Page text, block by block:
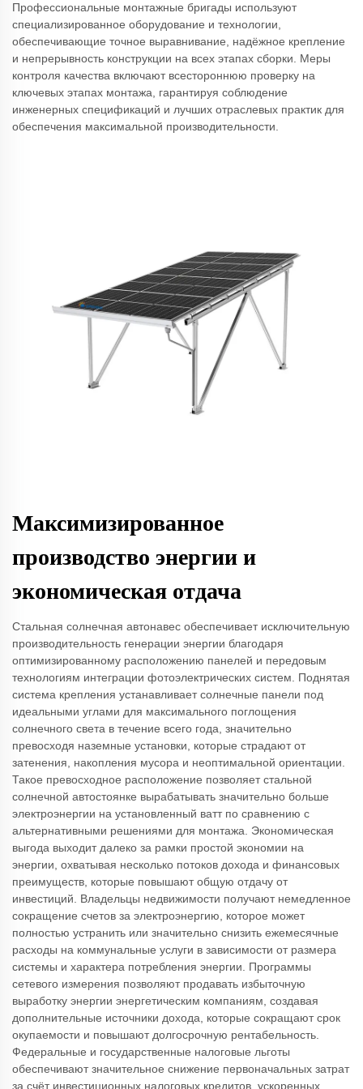
Профессиональные монтажные бригады используют
специализированное оборудование и технологии,
обеспечивающие точное выравнивание, надёжное крепление
и непрерывность конструкции на всех этапах сборки. Меры
контроля качества включают всестороннюю проверку на
ключевых этапах монтажа, гарантируя соблюдение
инженерных спецификаций и лучших отраслевых практик для
обеспечения максимальной производительности.
Максимизированное
производство энергии и
экономическая отдача
Стальная солнечная автонавес обеспечивает исключительную
производительность генерации энергии благодаря
оптимизированному расположению панелей и передовым
технологиям интеграции фотоэлектрических систем. Поднятая
система крепления устанавливает солнечные панели под
идеальными углами для максимального поглощения
солнечного света в течение всего года, значительно
превосходя наземные установки, которые страдают от
затенения, накопления мусора и неоптимальной ориентации.
Такое превосходное расположение позволяет стальной
солнечной автостоянке вырабатывать значительно больше
электроэнергии на установленный ватт по сравнению с
альтернативными решениями для монтажа. Экономическая
выгода выходит далеко за рамки простой экономии на
энергии, охватывая несколько потоков дохода и финансовых
преимуществ, которые повышают общую отдачу от
инвестиций. Владельцы недвижимости получают немедленное
сокращение счетов за электроэнергию, которое может
полностью устранить или значительно снизить ежемесячные
расходы на коммунальные услуги в зависимости от размера
системы и характера потребления энергии. Программы
сетевого измерения позволяют продавать избыточную
выработку энергии энергетическим компаниям, создавая
дополнительные источники дохода, которые сокращают срок
окупаемости и повышают долгосрочную рентабельность.
Федеральные и государственные налоговые льготы
обеспечивают значительное снижение первоначальных затрат
за счёт инвестиционных налоговых кредитов, ускоренных